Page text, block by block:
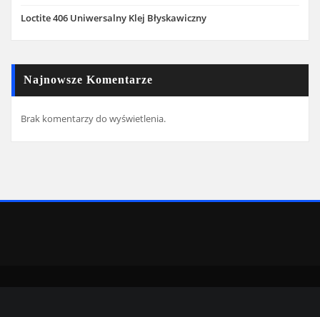
Loctite 406 Uniwersalny Klej Błyskawiczny
Najnowsze Komentarze
Brak komentarzy do wyświetlenia.